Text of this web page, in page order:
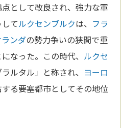
として改良され、強力な軍
てルクセンブルクは、 フラ
ンダの勢力争いの狭間で重
なった。この時代、 ルクセ
ルタル」と称され、 ヨーロ
る要塞都市としてその地位